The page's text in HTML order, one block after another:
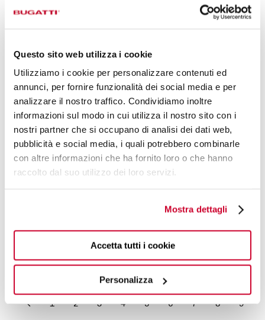
Questo sito web utilizza i cookie
Utilizziamo i cookie per personalizzare contenuti ed
annunci, per fornire funzionalità dei social media e per
analizzare il nostro traffico. Condividiamo inoltre
informazioni sul modo in cui utilizza il nostro sito con i
nostri partner che si occupano di analisi dei dati web,
pubblicità e social media, i quali potrebbero combinarle
con altre informazioni che ha fornito loro o che hanno
raccolto dal suo utilizzo dei loro servizi.
Mostra dettagli
Accetta tutti i cookie
Personalizza
RETAILER
VILLANUOVA
SUL CLISI
THE
RETAILER
STILNOVO -
LONATO
VIA
MANTOVA 36
25015
CALL
STILNOVO -
FRECCIA
ROSSA BS
VIALE ITALIA,
31
CALL
THE
STILNOVO -
GUSSAGO
VIA
RICHIEDEI
GUSSAGO
THE
1 2 3 4 5 6 7 8 9